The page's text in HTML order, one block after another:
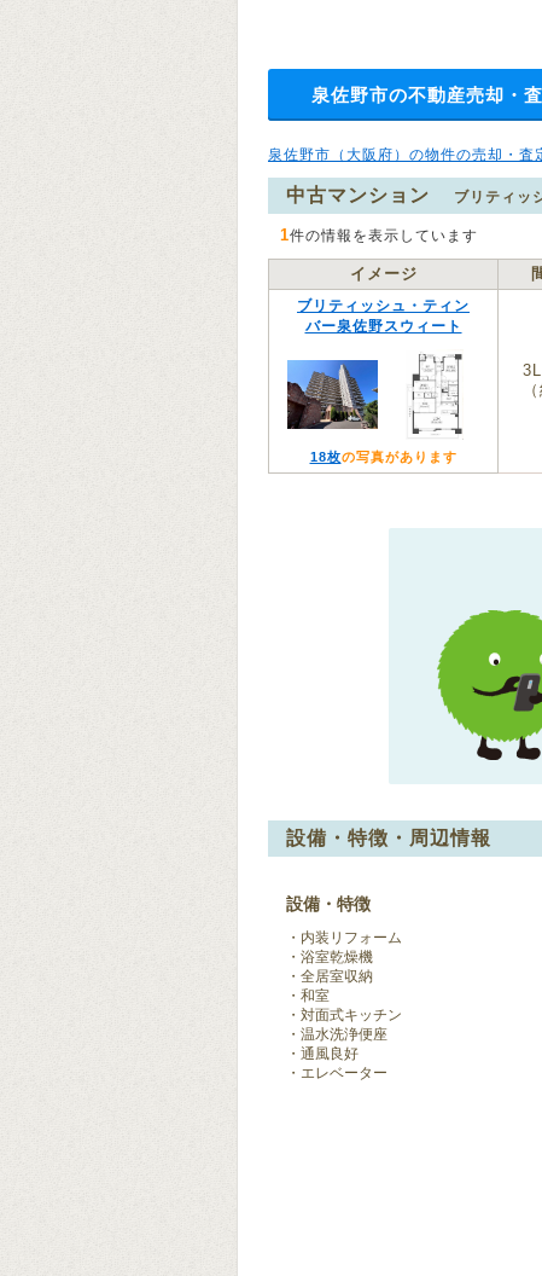
泉佐野市の不動産売却・
泉佐野市（大阪府）の物件の売却・査
中古マンション ブリティッ
1件の情報を表示しています
イメージ
ブリティッシュ・ティン
バー泉佐野スウィート
18枚の写真があります
設備・特徴・周辺情報
設備・特徴
内装リフォーム
浴室乾燥機
全居室収納
和室
対面式キッチン
温水洗浄便座
通風良好
エレベーター